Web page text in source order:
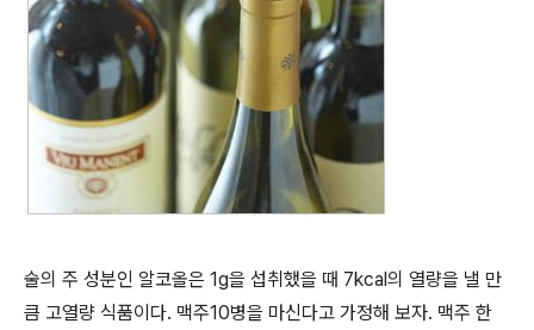
술의 주 성분인 알코올은 1g을 섭취했을 때 7kcal의 열량을 낼 만
큼 고열량 식품이다. 맥주10병을 마신다고 가정해 보자. 맥주 한